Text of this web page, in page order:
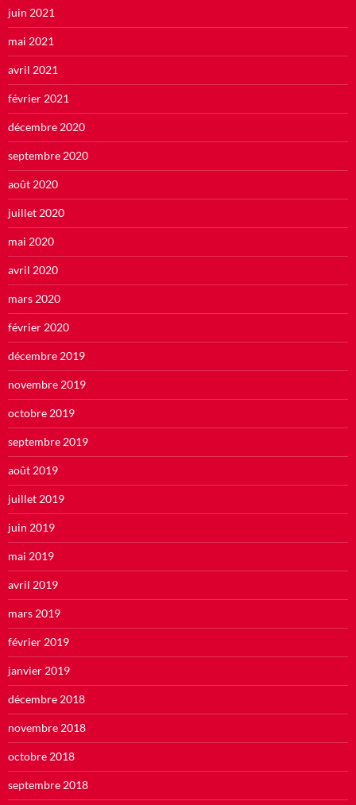
juin 2021
mai 2021
avril 2021
février 2021
décembre 2020
septembre 2020
août 2020
juillet 2020
mai 2020
avril 2020
mars 2020
février 2020
décembre 2019
novembre 2019
octobre 2019
septembre 2019
août 2019
juillet 2019
juin 2019
mai 2019
avril 2019
mars 2019
février 2019
janvier 2019
décembre 2018
novembre 2018
octobre 2018
septembre 2018